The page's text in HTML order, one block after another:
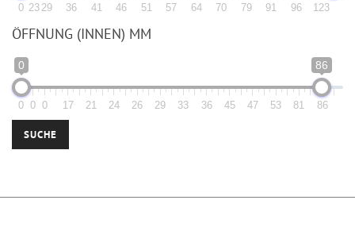
0 23 29 36 41 46 51 57 64 70 79 91 96 123
ÖFFNUNG (INNEN) MM
0 86
0 0 0 17 21 24 26 29 33 36 45 47 53 81 86
SUCHE